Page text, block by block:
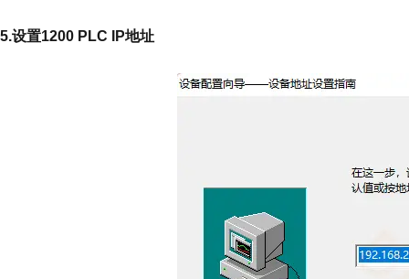
5.设置1200 PLC IP地址